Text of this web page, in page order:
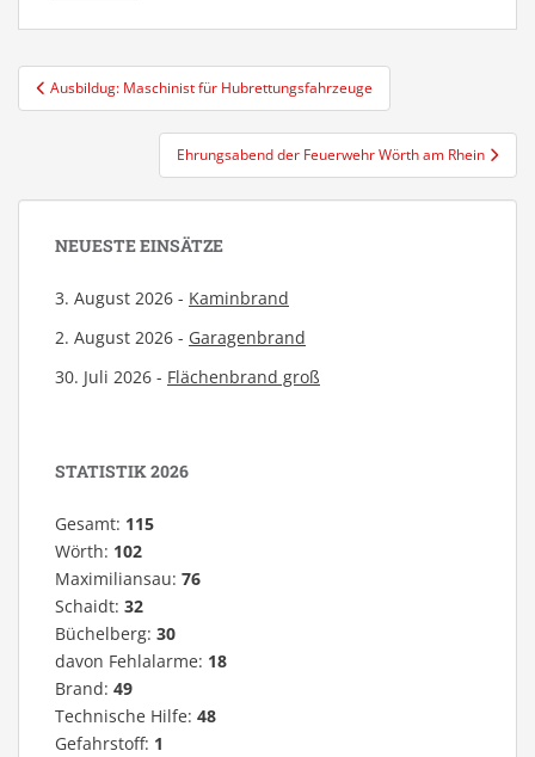
Beitragsnavigation
Ausbildug: Maschinist für Hubrettungsfahrzeuge
Ehrungsabend der Feuerwehr Wörth am Rhein
NEUESTE EINSÄTZE
3. August 2026 - Kaminbrand
2. August 2026 - Garagenbrand
30. Juli 2026 - Flächenbrand groß
STATISTIK 2026
Gesamt: 115
Wörth: 102
Maximiliansau: 76
Schaidt: 32
Büchelberg: 30
davon Fehlalarme: 18
Brand: 49
Technische Hilfe: 48
Gefahrstoff: 1